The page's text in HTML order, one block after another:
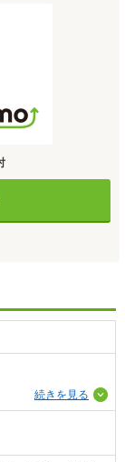
続きを見る